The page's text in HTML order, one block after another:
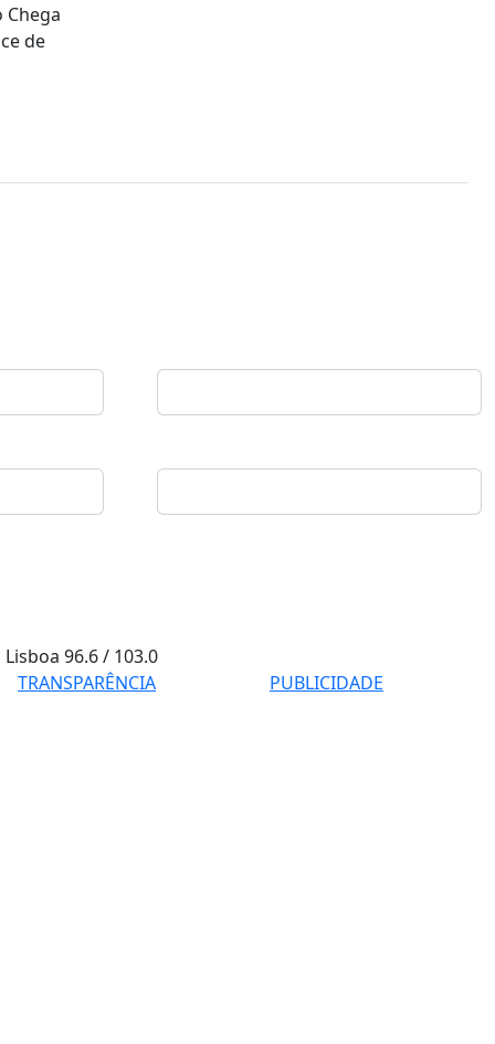
de
Lisboa96.6 / 103.0
TRANSPARÊNCIA
PUBLICIDADE